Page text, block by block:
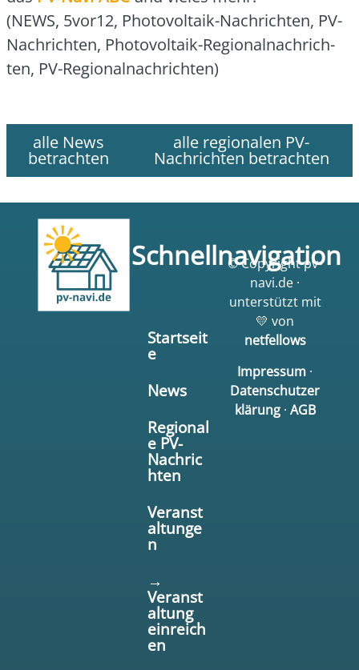
(NEWS, 5vor12, Pho­to­vol­ta­ik-Nach­rich­ten, PV-
Nach­rich­ten, Pho­to­vol­ta­ik-Regio­nal­nach­rich­
ten, PV-Regio­nal­nach­rich­ten)
alle News
betrachten
alle regionalen PV-
Nachrichten betrachten
Schnellnavigation
Startseit
e
News
Regional
e PV-
Nachric
hten
Veranst
altunge
n
→
Veranst
altung
einreich
en
© Copyright pv-
navi.de ·
unterstützt mit
💛 von
netfellows
Impressum ·
Datenschutzer
klärung· AGB